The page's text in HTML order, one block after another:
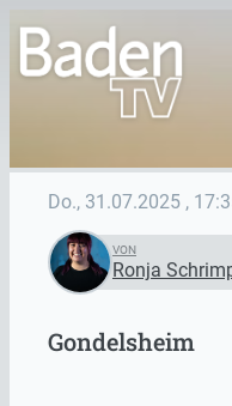
Do., 31.07.2025 ,
VON
Ronja
Gondelsheim